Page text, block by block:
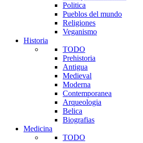
Politica
Pueblos del mundo
Religiones
Veganismo
Historia
TODO
Prehistoria
Antigua
Medieval
Moderna
Contemporanea
Arqueologia
Belica
Biografias
Medicina
TODO